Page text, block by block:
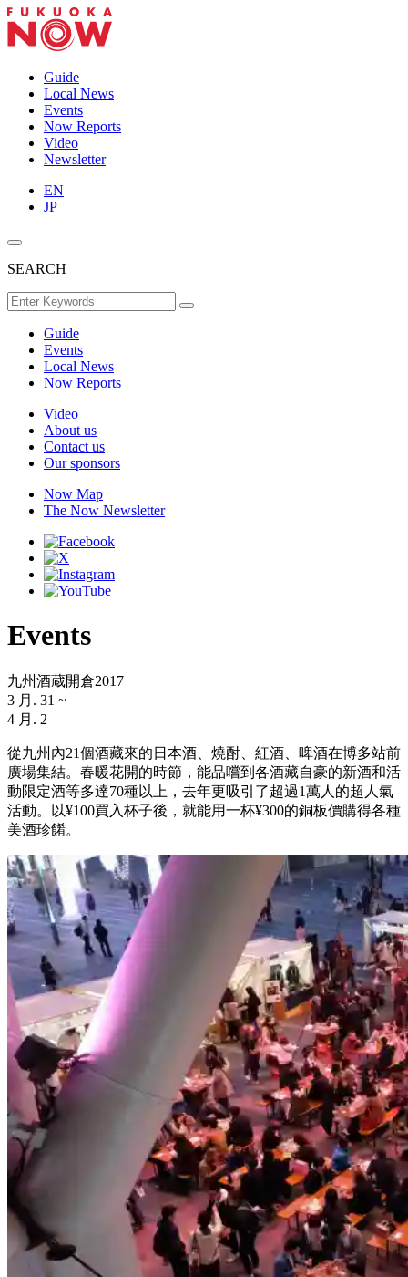
Guide
Local News
Events
Now Reports
Video
Newsletter
EN
JP
SEARCH
Guide
Events
Local News
Now Reports
Video
About us
Contact us
Our sponsors
Now Map
The Now Newsletter
Events
九州酒蔵開倉2017
3 月. 31 ~
4 月. 2
從九州內21個酒藏來的日本酒、燒酎、紅酒、啤酒在博多站前
廣場集結。春暖花開的時節，能品嚐到各酒藏自豪的新酒和活
動限定酒等多達70種以上，去年更吸引了超過1萬人的超人氣
活動。以¥100買入杯子後，就能用一杯¥300的銅板價購得各種
美酒珍餚。